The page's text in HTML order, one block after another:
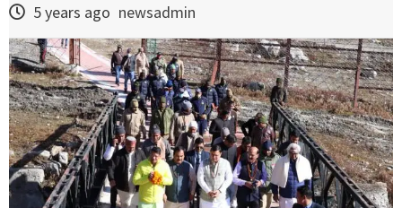
5 years ago newsadmin